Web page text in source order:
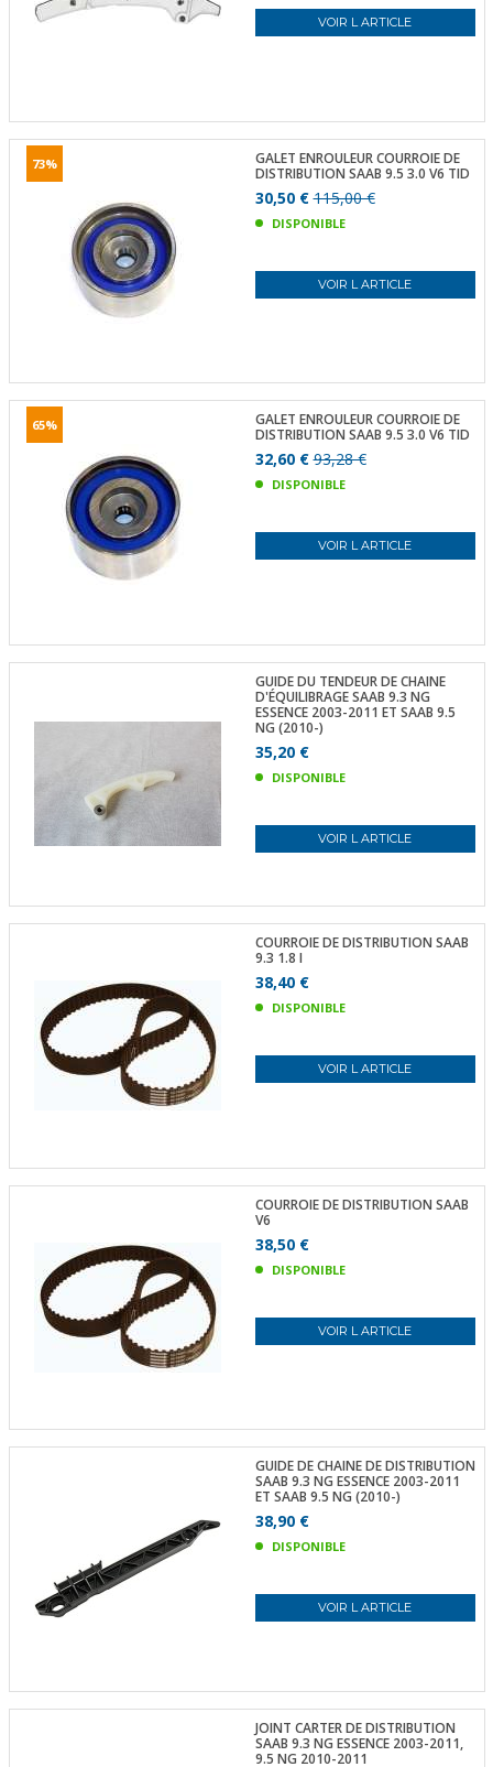
VOIR L ARTICLE
73%
GALET ENROULEUR COURROIE DE
DISTRIBUTION SAAB 9.5 3.0 V6 TID
30,50 €115,00 €
DISPONIBLE
VOIR L ARTICLE
65%
GALET ENROULEUR COURROIE DE
DISTRIBUTION SAAB 9.5 3.0 V6 TID
32,60 €93,28 €
DISPONIBLE
VOIR L ARTICLE
GUIDE DU TENDEUR DE CHAINE
D'ÉQUILIBRAGE SAAB 9.3 NG
ESSENCE 2003-2011 ET SAAB 9.5
NG (2010-)
35,20 €
DISPONIBLE
VOIR L ARTICLE
COURROIE DE DISTRIBUTION SAAB
9.3 1.8 I
38,40 €
DISPONIBLE
VOIR L ARTICLE
COURROIE DE DISTRIBUTION SAAB
V6
38,50 €
DISPONIBLE
VOIR L ARTICLE
GUIDE DE CHAINE DE DISTRIBUTION
SAAB 9.3 NG ESSENCE 2003-2011
ET SAAB 9.5 NG (2010-)
38,90 €
DISPONIBLE
VOIR L ARTICLE
JOINT CARTER DE DISTRIBUTION
SAAB 9.3 NG ESSENCE 2003-2011,
9.5 NG 2010-2011